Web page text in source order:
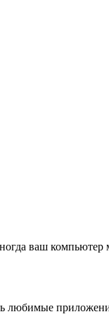
ваш компьютер
любимые